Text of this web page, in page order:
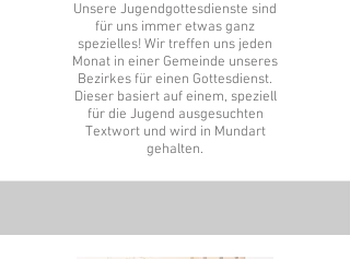
Unsere Jugendgottesdienste sind
für uns immer etwas ganz
spezielles! Wir treffen uns jeden
Monat in einer Gemeinde unseres
Bezirkes für einen Gottesdienst.
Dieser basiert auf einem, speziell
für die Jugend ausgesuchten
Textwort und wird in Mundart
gehalten.